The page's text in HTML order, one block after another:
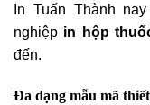
In Tuấn Thành
nghiệp in hộp
đến.
Đa dạng mẫu mã